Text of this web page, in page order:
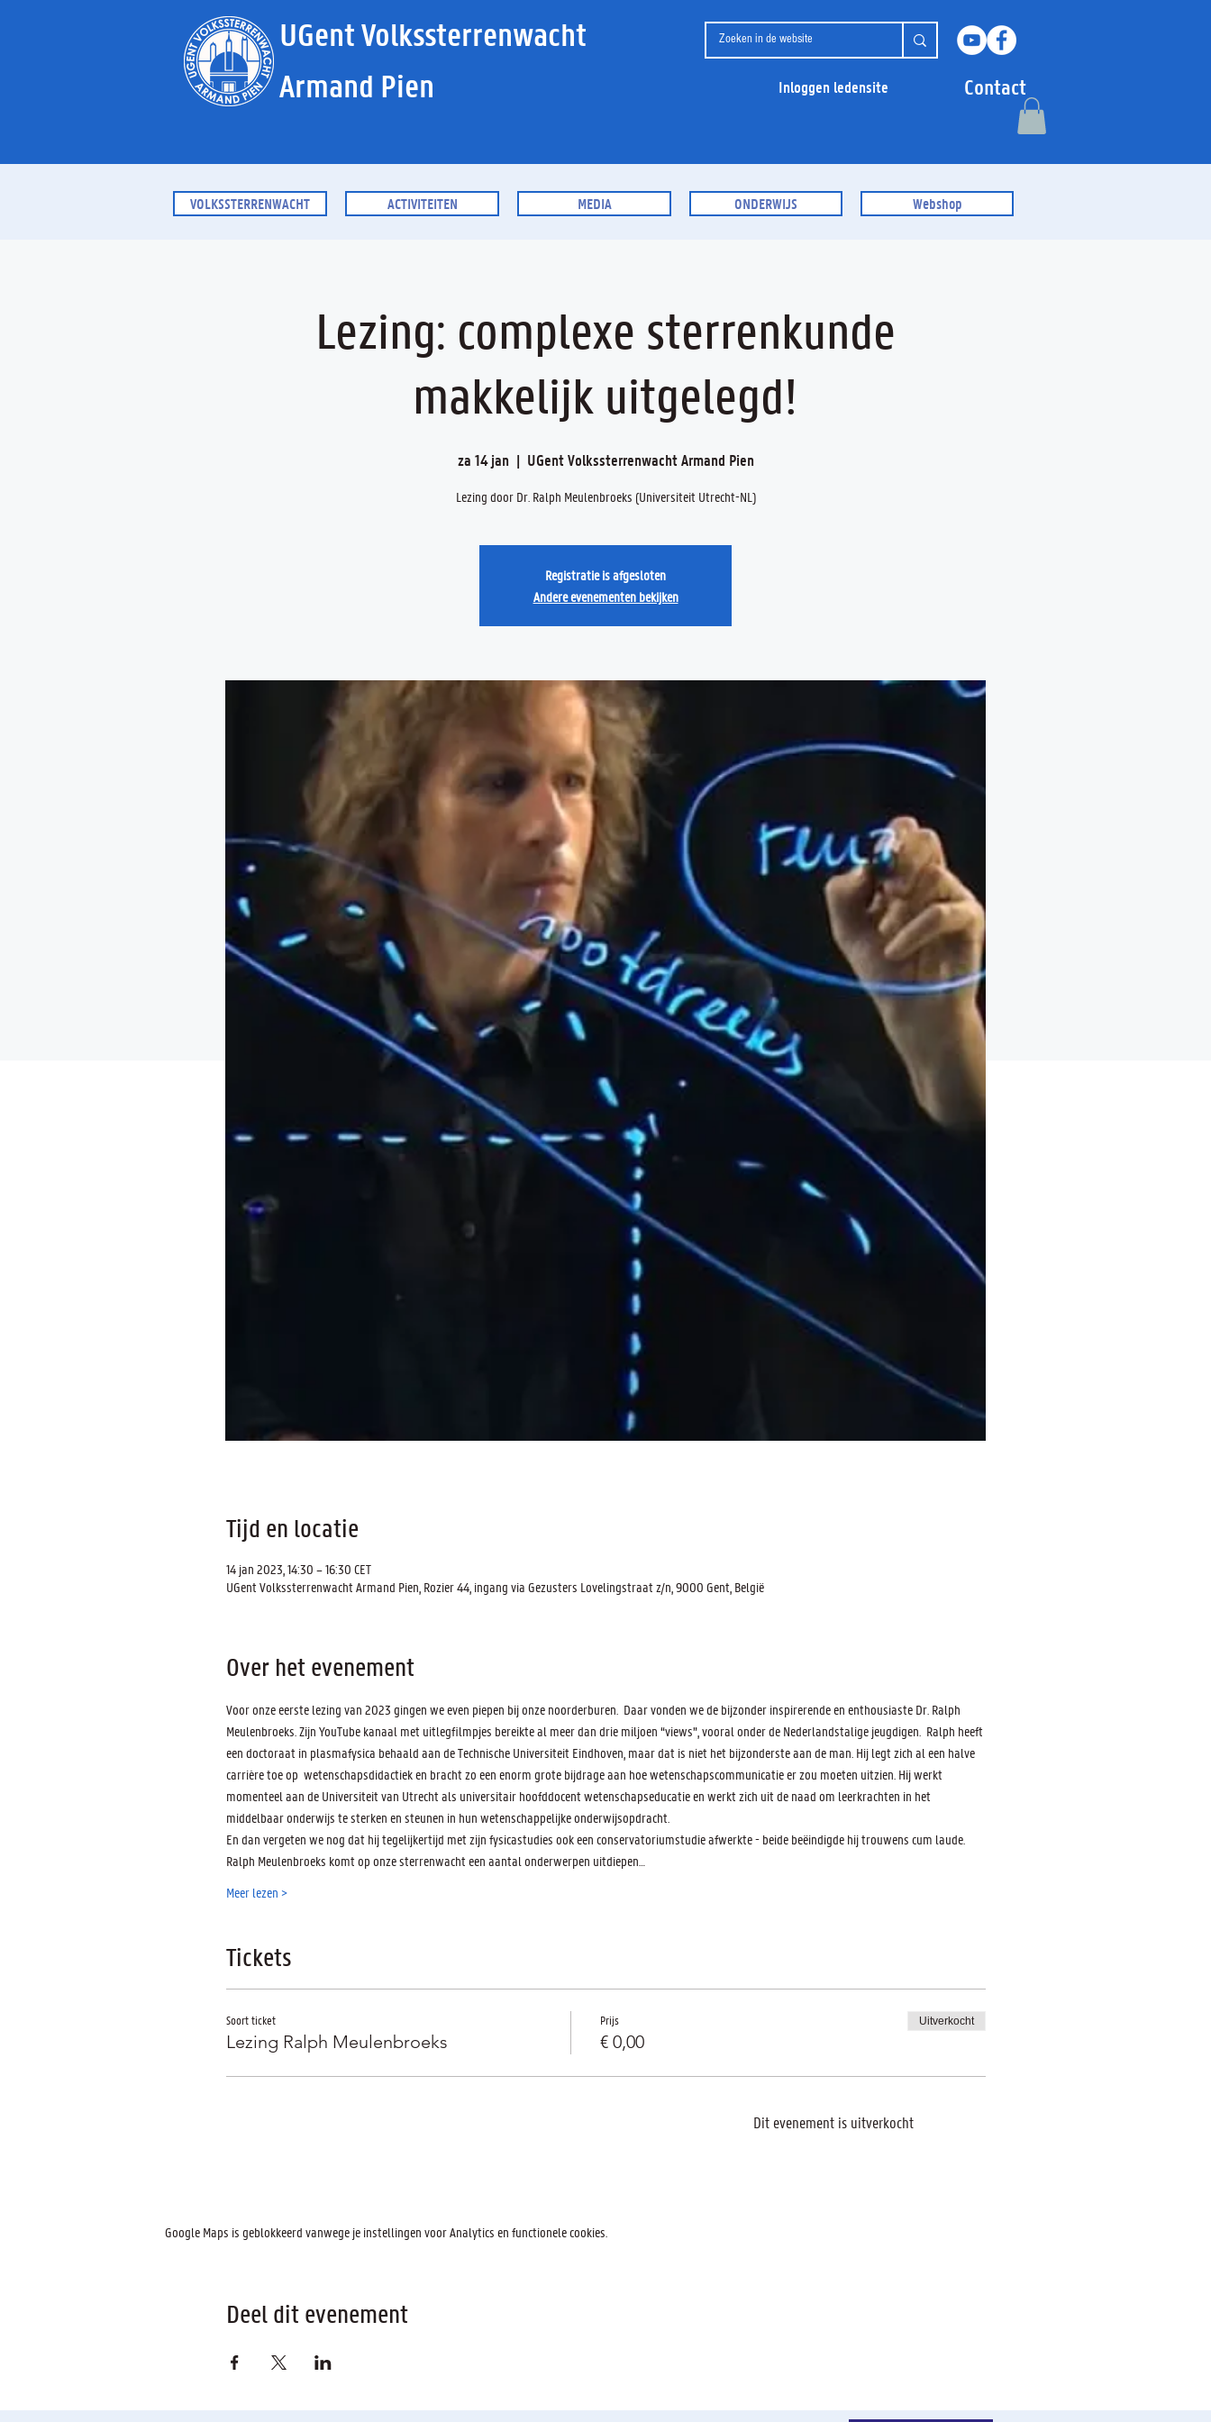
UGent Volkssterrenwacht
Armand Pien
Inloggen ledensite Contact
VOLKSSTERRENWACHT ACTIVITEITEN MEDIA ONDERWIJS Webshop
Lezing: complexe sterrenkunde
makkelijk uitgelegd!
za 14 jan
  |
UGent Volkssterrenwacht Armand Pien
Lezing door Dr. Ralph Meulenbroeks (Universiteit Utrecht-NL)
Registratie is afgesloten
Andere evenementen bekijken
Tijd en locatie
14 jan 2023, 14:30 – 16:30 CET
UGent Volkssterrenwacht Armand Pien, Rozier 44, ingang via Gezusters Lovelingstraat z/n, 9000 Gent, België
Over het evenement
Voor onze eerste lezing van 2023 gingen we even piepen bij onze noorderburen.  Daar vonden we de bijzonder inspirerende en enthousiaste Dr. Ralph
Meulenbroeks. Zijn YouTube kanaal met uitlegfilmpjes bereikte al meer dan drie miljoen “views”, vooral onder de Nederlandstalige jeugdigen.  Ralph heeft
een doctoraat in plasmafysica behaald aan de Technische Universiteit Eindhoven, maar dat is niet het bijzonderste aan de man. Hij legt zich al een halve
carrière toe op  wetenschapsdidactiek en bracht zo een enorm grote bijdrage aan hoe wetenschapscommunicatie er zou moeten uitzien. Hij werkt
momenteel aan de Universiteit van Utrecht als universitair hoofddocent wetenschapseducatie en werkt zich uit de naad om leerkrachten in het
middelbaar onderwijs te sterken en steunen in hun wetenschappelijke onderwijsopdracht.
En dan vergeten we nog dat hij tegelijkertijd met zijn fysicastudies ook een conservatoriumstudie afwerkte - beide beëindigde hij trouwens cum laude.
Ralph Meulenbroeks komt op onze sterrenwacht een aantal onderwerpen uitdiepen…
Meer lezen >
Tickets
Soort ticket
Lezing Ralph Meulenbroeks
Prijs
€ 0,00
Uitverkocht
Dit evenement is uitverkocht
Google Maps is geblokkeerd vanwege je instellingen voor Analytics en functionele cookies.
Deel dit evenement